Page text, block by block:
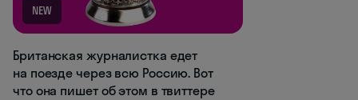
NEW
Британская журналистка едет
на поезде через всю Россию. Вот
что она пишет об этом в твиттере